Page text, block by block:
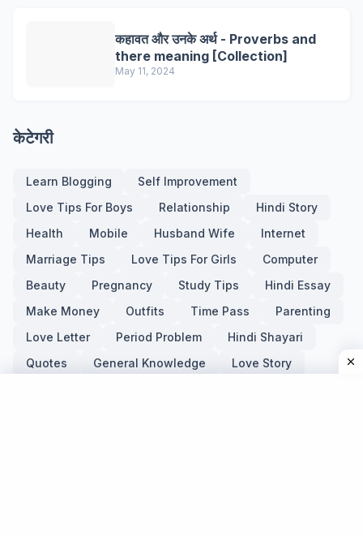
कहावत और उनके अर्थ - Proverbs and
there meaning [Collection]
May 11, 2024
केटेगरी
Learn Blogging
Self Improvement
Love Tips For Boys
Relationship
Hindi Story
Health
Mobile Husband Wife
Internet
Marriage Tips
Love Tips For Girls
Computer
Beauty
Pregnancy Study Tips
Hindi Essay
Make Money
Outfits Time Pass
Parenting
Love Letter
Period Problem
Hindi Shayari
Quotes
General Knowledge
Love Story